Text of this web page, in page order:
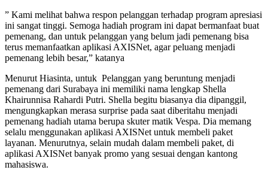
” Kami melihat bahwa respon pelanggan terhadap program apresiasi
ini sangat tinggi. Semoga hadiah program ini dapat bermanfaat buat
pemenang, dan untuk pelanggan yang belum jadi pemenang bisa
terus memanfaatkan aplikasi AXISNet, agar peluang menjadi
pemenang lebih besar,” katanya
Menurut Hiasinta, untuk Pelanggan yang beruntung menjadi
pemenang dari Surabaya ini memiliki nama lengkap Shella
Khairunnisa Rahardi Putri. Shella begitu biasanya dia dipanggil,
mengungkapkan merasa surprise pada saat diberitahu menjadi
pemenang hadiah utama berupa skuter matik Vespa. Dia memang
selalu menggunakan aplikasi AXISNet untuk membeli paket
layanan. Menurutnya, selain mudah dalam membeli paket, di
aplikasi AXISNet banyak promo yang sesuai dengan kantong
mahasiswa.